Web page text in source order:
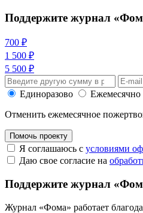
Поддержите журнал
700 ₽
1 500 ₽
5 500 ₽
Единоразово
Ежемесячно
Отменить ежемесячное
Помочь проекту
Я соглашаюсь с условиями
Даю свое согласие на
Поддержите журнал
Журнал «Фома» работает